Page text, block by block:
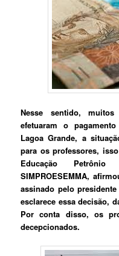
Nesse sentido,
efetuaram o
Lagoa Grande, a
para os professores,
Educação
SIMPROESEMMA,
assinado pelo presidente
esclarece essa decisão,
Por conta disso, os
decepcionados.